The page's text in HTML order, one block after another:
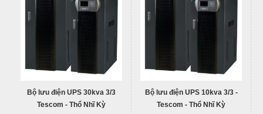
Bộ lưu điện UPS 30kva 3/3
Tescom - Thổ Nhĩ Kỳ
Bộ lưu điện UPS 10kva 3/3 -
Tescom - Thổ Nhĩ Kỳ